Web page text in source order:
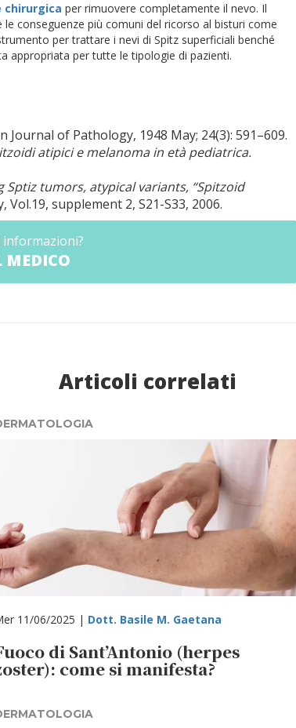
chirurgica per rimuovere completamente il nevo. Il
conseguenze più comuni del ricorso al bisturi come
per trattare i nevi di Spitz superficiali benché
appropriata per tutte le tipologie di pazienti.
Journal of Pathology, 1948 May; 24(3): 591–609.
atipici e melanoma in età pediatrica.
Sptiz tumors, atypical variants, “Spitzoid
supplement 2, S21-S33, 2006.
Articoli correlati
11/06/2025 | Dott. Basile M. Gaetana
di Sant’Antonio (herpes
come si manifesta?